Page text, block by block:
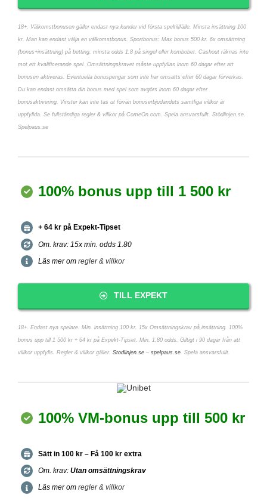
18+. Välkomstbonusen gäller endast nya kunder vid första speltillfälle. Minsta insättning 100
kr. Man kan endast välja en välkomstbonus. Sportbonus: Max bonus 500 kr. 6x omsättning
(bonus+insättning) på betting, minsta odds 1.8 på singel eller kombobet. Cashout räknas inte
mot ett kvalificerande spel. Omsättningskravet måste uppfyllas inom 60 dagar efter att
bonusen aktiveras. Eventuella bonuspengar som inte har omsatts efter 60 dagar förverkas.
Du kan endast omsätta din bonus med spel som avgörs inom 60 dagar efter
bonusaktivering. Vinster kan inte tas ut förrän bonuserbjudandets samtliga villkor är
uppfyllda. Se fullständiga regler & villkor på ComeOn.com. Spela ansvarsfullt. Stödlinjen.se.
Spelpaus.se
100% bonus upp till 1 500 kr
+ 64 kr på Expekt-Tipset
Om. krav: 15x min. odds 1.80
Läs mer om regler & villkor
TILL EXPEKT
18+. Endast nya spelare. Min. insättning 100 kr. 15x Omsättningskrav på insättning. 100%
bonus upp till 1 500 kr + 64 kr på Expekt-Tipset. Min. 1,80 odds. Giltigt i 90 dagar från att
villkor uppfylls. Regler & villkor gäller. Stodlinjen.se – spelpaus.se. Spela ansvarsfullt.
100% VM-bonus upp till 500 kr
Sätt in 100 kr – Få 100 kr extra
Om. krav:Utan omsättningskrav
Läs mer om regler & villkor